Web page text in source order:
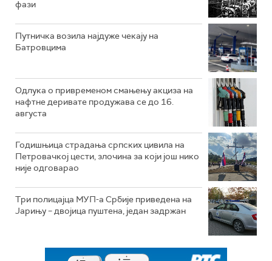
фази
Путничка возила најдуже чекају на
Батровцима
Одлука о привременом смањењу акциза на
нафтне деривате продужава се до 16.
августа
Годишњица страдања српских цивила на
Петровачкој цести, злочина за који још нико
није одговарао
Три полицајца МУП-а Србије приведена на
Јарињу – двојица пуштена, један задржан